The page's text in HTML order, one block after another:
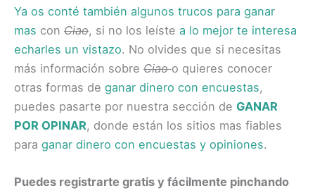
Ya os conté también algunos trucos para ganar
mas con Ciao, si no los leíste a lo mejor te interesa
echarles un vistazo. No olvides que si necesitas
más información sobre Ciaoo quieres conocer
otras formas de ganar dinero con encuestas,
puedes pasarte por nuestra sección de GANAR
POR OPINAR, donde están los sitios mas fiables
para ganar dinero con encuestas y opiniones.
Puedes registrarte gratis y fácilmente pinchando